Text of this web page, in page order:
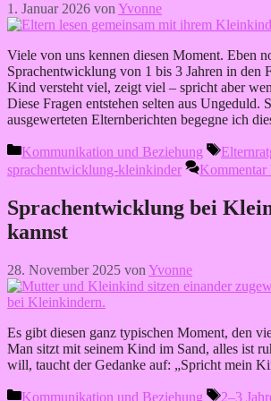
1. Januar 2026 von Yvonne
Viele von uns kennen diesen Moment. Eben
Sprachentwicklung von 1 bis 3 Jahren in den
Kind versteht viel, zeigt viel – spricht aber
Diese Fragen entstehen selten aus
ausgewerteten Elternberichten begegne ich
Kategorien
Kommunikation und Beziehung
sprachentwicklung-kleinkinder
Kommentar
Sprachentwicklung bei
kannst
28. November 2025 von Yvonne
Es gibt diesen ganz typischen Moment, den
Man sitzt mit seinem Kind im Sand, alles ist
will, taucht der Gedanke auf: „Spricht mein
Kategorien
Kommunikation und Beziehung 2–3